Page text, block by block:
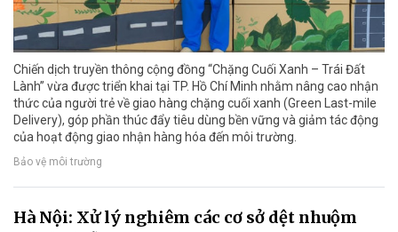
Chiến dịch truyền thông cộng đồng “Chặng Cuối Xanh – Trái Đất
Lành” vừa được triển khai tại TP. Hồ Chí Minh nhằm nâng cao nhận
thức của người trẻ về giao hàng chặng cuối xanh (Green Last-mile
Delivery), góp phần thúc đẩy tiêu dùng bền vững và giảm tác động
của hoạt động giao nhận hàng hóa đến môi trường.
Bảo vệ môi trường
Hà Nội: Xử lý nghiêm các cơ sở dệt nhuộm